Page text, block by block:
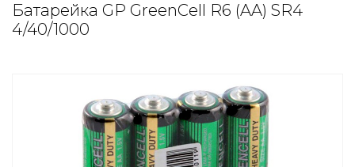
Батарейка GP GreenCell R6 (AA) SR4
4/40/1000